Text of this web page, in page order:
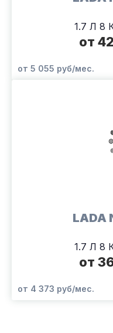
1.7 Л 8
от
от 5 055 руб/мес.
LADA
1.7 Л 8
от
от 4 373 руб/мес.